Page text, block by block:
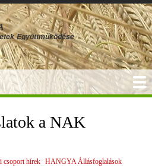
Ugrás
a
tartalomra
Együttműködése
a NAK
csoport hírek HANGYA Állásfoglalások